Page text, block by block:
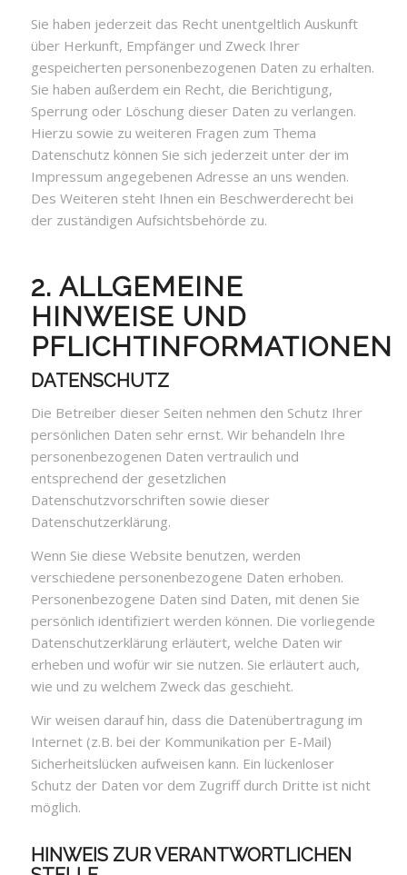
Sie haben jederzeit das Recht unentgeltlich Auskunft
über Herkunft, Empfänger und Zweck Ihrer
gespeicherten personenbezogenen Daten zu erhalten.
Sie haben außerdem ein Recht, die Berichtigung,
Sperrung oder Löschung dieser Daten zu verlangen.
Hierzu sowie zu weiteren Fragen zum Thema
Datenschutz können Sie sich jederzeit unter der im
Impressum angegebenen Adresse an uns wenden.
Des Weiteren steht Ihnen ein Beschwerderecht bei
der zuständigen Aufsichtsbehörde zu.
2. ALLGEMEINE
HINWEISE UND
PFLICHTINFORMATIONEN
DATENSCHUTZ
Die Betreiber dieser Seiten nehmen den Schutz Ihrer
persönlichen Daten sehr ernst. Wir behandeln Ihre
personenbezogenen Daten vertraulich und
entsprechend der gesetzlichen
Datenschutzvorschriften sowie dieser
Datenschutzerklärung.
Wenn Sie diese Website benutzen, werden
verschiedene personenbezogene Daten erhoben.
Personenbezogene Daten sind Daten, mit denen Sie
persönlich identifiziert werden können. Die vorliegende
Datenschutzerklärung erläutert, welche Daten wir
erheben und wofür wir sie nutzen. Sie erläutert auch,
wie und zu welchem Zweck das geschieht.
Wir weisen darauf hin, dass die Datenübertragung im
Internet (z.B. bei der Kommunikation per E-Mail)
Sicherheitslücken aufweisen kann. Ein lückenloser
Schutz der Daten vor dem Zugriff durch Dritte ist nicht
möglich.
HINWEIS ZUR VERANTWORTLICHEN